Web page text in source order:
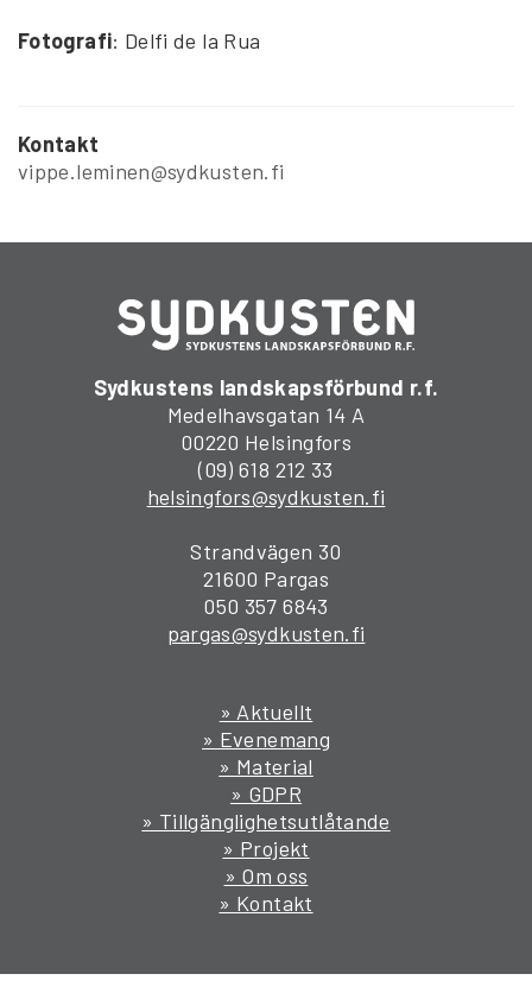
Fotografi: Delfi de la Rua
Kontakt
vippe.leminen@sydkusten.fi
Sydkustens landskapsförbund r.f.
Medelhavsgatan 14 A
00220 Helsingfors
(09) 618 212 33
helsingfors@sydkusten.fi
Strandvägen 30
21600 Pargas
050 357 6843
pargas@sydkusten.fi
» Aktuellt
» Evenemang
» Material
» GDPR
» Tillgänglighetsutlåtande
» Projekt
» Om oss
» Kontakt